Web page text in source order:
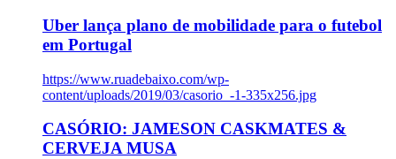
Uber lança plano de mobilidade para o futebol
em Portugal
https://www.ruadebaixo.com/wp-
content/uploads/2019/03/casorio_-1-335x256.jpg
CASÓRIO: JAMESON CASKMATES &
CERVEJA MUSA